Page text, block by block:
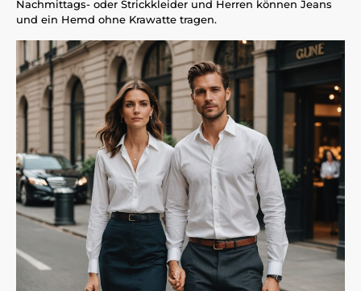
Nachmittags- oder Strickkleider und Herren können Jeans
und ein Hemd ohne Krawatte tragen.